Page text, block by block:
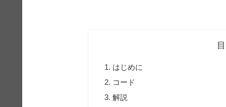
はじめに
コード
解説